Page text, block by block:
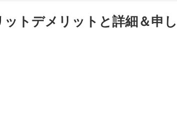
トデメリットと詳細＆申し